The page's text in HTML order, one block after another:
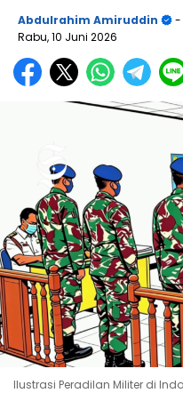
Abdulrahim Amiruddin
-
Rabu, 10 Juni 2026
Ilustrasi Peradilan Militer di